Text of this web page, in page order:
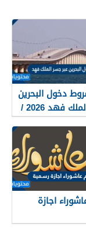
دخول البحرين
عبر جسر الملك فهد 2026 /
اجازة